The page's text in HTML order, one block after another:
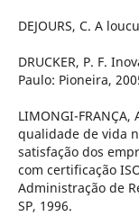
DEJOURS, C. A
DRUCKER, P. F.
Paulo: Pioneira,
LIMONGI-
qualidade de vida
satisfação dos
com certificação
Administração de
SP, 1996.